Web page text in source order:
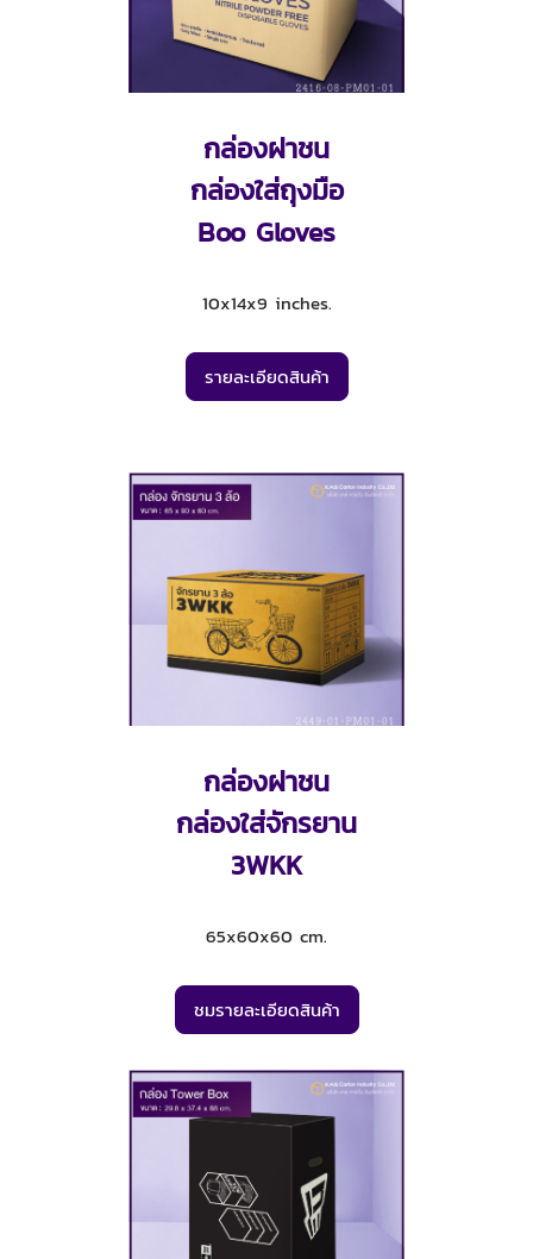
กล่องฝาชน
กล่องใส่ถุงมือ
Boo Gloves
10x14x9 inches.
รายละเอียดสินค้า
กล่องฝาชน
กล่องใส่จักรยาน
3WKK
65x60x60 cm.
ชมรายละเอียดสินค้า